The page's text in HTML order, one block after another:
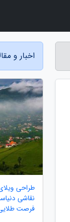
اخبار و
طراحی
نقاشی
فرصت